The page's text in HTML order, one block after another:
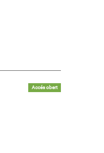
Accés obert